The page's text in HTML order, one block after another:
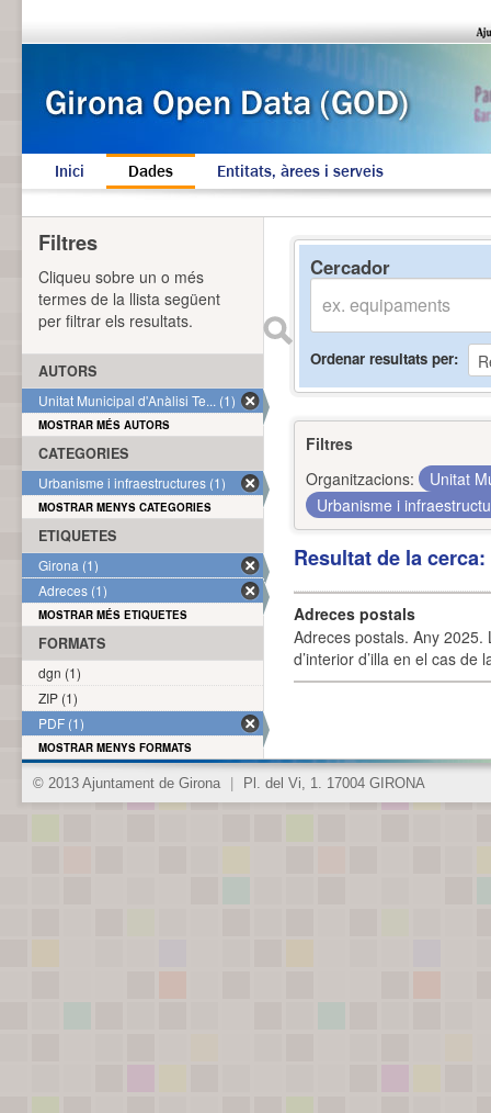
Inici Dades Entitats, àrees i serveis
Cercador
Ordenar resultats per
Filtres
Organitzacions:
Unitat
Urbanisme i
Resultat de la
Adreces postals
Adreces postals. Any 2025.
d’interior d’illa en el cas
Filtres
Cliqueu sobre un o més
termes de la llista següent
per filtrar els resultats.
AUTORS
Unitat Municipal d'Anàlisi Te... (1)
MOSTRAR MÉS AUTORS
CATEGORIES
Urbanisme i infraestructures (1)
MOSTRAR MENYS CATEGORIES
ETIQUETES
Girona (1)
Adreces (1)
MOSTRAR MÉS ETIQUETES
FORMATS
dgn (1)
ZIP (1)
PDF (1)
MOSTRAR MENYS FORMATS
© 2013 Ajuntament de Girona Pl. del Vi, 1. 17004 GIRONA